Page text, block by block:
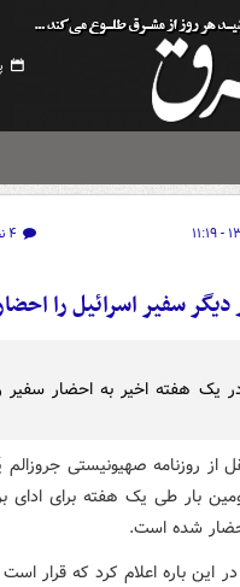
۴ نظر
سفیر اسرائیل را
یک هفته اخیر به احضار
از روزنامه صهیونیستی
بار طی یک هفته برای ادای
شده است.
این باره اعلام کرد که قرار است